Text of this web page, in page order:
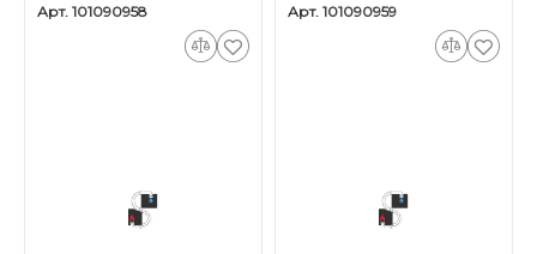
Арт. 101090958 Арт. 101090959